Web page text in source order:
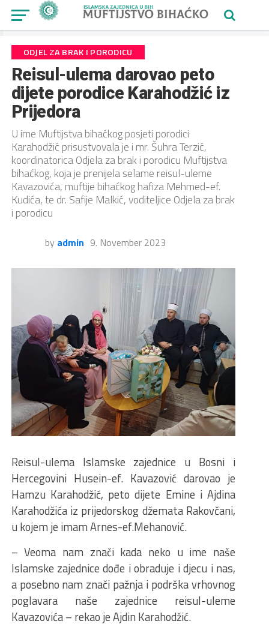
ODJEL ZA BRAK I PORODICU
Reisul-ulema darovao peto
dijete porodice Karahodžić iz
Prijedora
U ime Muftijstva bihaćkog posjeti porodici
Karahodžić prisustvovala je i mr. Šuhra Terzić,
koordinatorica Odjela za brak i porodicu Muftijstva
bihaćkog, koja je prenijela selame reisul-uleme
Kavazovića, muftije bihaćkog hafiza Mehmed-ef.
Kudića, te dr. Safije Malkić, voditeljice Odjela za brak
i porodicu
by admin 9. November 2023
Reisul-ulema Islamske zajednice u Bosni i
Hercegovini Husein-ef. Kavazović darovao je
Hamzu Karahodžić, peto dijete Emine i Ajdina
Karahodžića iz prijedorskog džemata Rakovčani,
u kojem je imam Arnes-ef.Mehanović.
– Veoma nam znači kada neko u ime naše
Islamske zajednice dođe i obraduje i djecu i nas,
a posebno nam znači pažnja i podrška vrhovnog
poglavara naše zajednice reisul-uleme
Kavazovića – rekao je Ajdin Karahodžić.